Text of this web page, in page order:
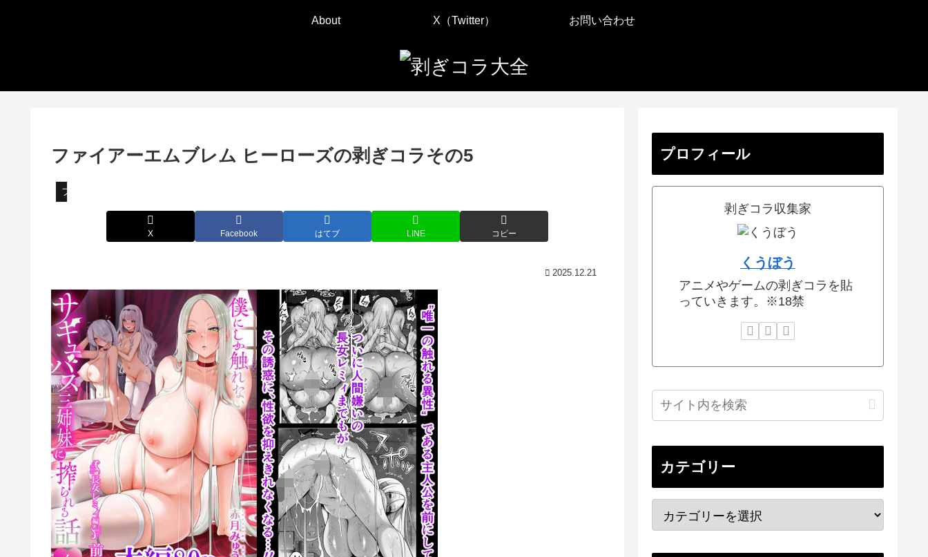
About X（Twitter） お問い合わせ
ファイアーエムブレム ヒーローズの剥ぎコラその5
ファイアーエムブレム
X Facebook はてブ LINE コピー
2025.12.21
プロフィール
剥ぎコラ収集家
くうぼう
アニメやゲームの剥ぎコラを貼
っていきます。※18禁
カテゴリー